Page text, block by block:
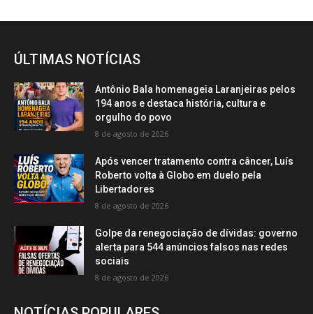
ÚLTIMAS NOTÍCIAS
Antônio Bala homenageia Laranjeiras pelos
194 anos e destaca história, cultura e
orgulho do povo
8 de agosto de 2026
Após vencer tratamento contra câncer, Luís
Roberto volta à Globo em duelo pela
Libertadores
8 de agosto de 2026
Golpe da renegociação de dívidas: governo
alerta para 544 anúncios falsos nas redes
sociais
8 de agosto de 2026